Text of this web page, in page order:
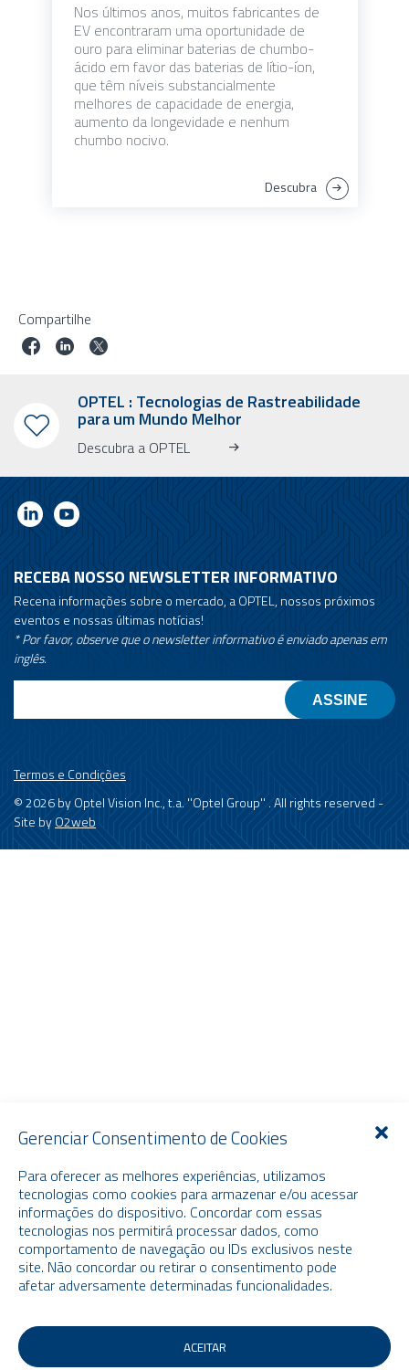
Gerenciar Consentimento de Cookies
Para oferecer as melhores experiências, utilizamos
tecnologias como cookies para armazenar e/ou acessar
informações do dispositivo. Concordar com essas
tecnologias nos permitirá processar dados, como
comportamento de navegação ou IDs exclusivos neste
site. Não concordar ou retirar o consentimento pode
afetar adversamente determinadas funcionalidades.
ACEITAR
Nos últimos anos, muitos fabricantes de
EV encontraram uma oportunidade de
ouro para eliminar baterias de chumbo-
ácido em favor das baterias de lítio-íon,
que têm níveis substancialmente
melhores de capacidade de energia,
aumento da longevidade e nenhum
chumbo nocivo.
Descubra
Compartilhe
OPTEL : Tecnologias de Rastreabilidade
para um Mundo Melhor
Descubra a OPTEL
RECEBA NOSSO NEWSLETTER INFORMATIVO
Recena informações sobre o mercado, a OPTEL, nossos próximos
eventos e nossas últimas notícias!
* Por favor, observe que o newsletter informativo é enviado apenas em
inglês.
Termos e Condições
© 2026 by Optel Vision Inc., t.a. ''Optel Group'' . All rights reserved -
Site byO2web